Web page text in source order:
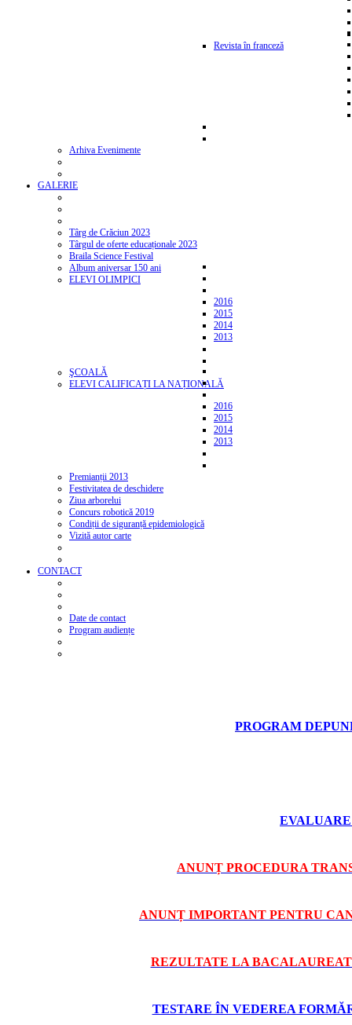
Revista în franceză
Arhiva Evenimente
GALERIE
Târg de Crăciun 2023
Târgul de oferte educaționale 2023
Braila Science Festival
Album aniversar 150 ani
ELEVI OLIMPICI
2016
2015
2014
2013
ŞCOALĂ
ELEVI CALIFICAȚI LA NAȚIONALĂ
2016
2015
2014
2013
Premianții 2013
Festivitatea de deschidere
Ziua arborelui
Concurs robotică 2019
Condiții de siguranță epidemiologică
Vizită autor carte
CONTACT
Date de contact
Program audiențe
PROGRAM
ANUNȚ PROCEDURA
ANUNȚ IMPORTANT PENTRU
REZULTATE LA
TESTARE ÎN VEDEREA